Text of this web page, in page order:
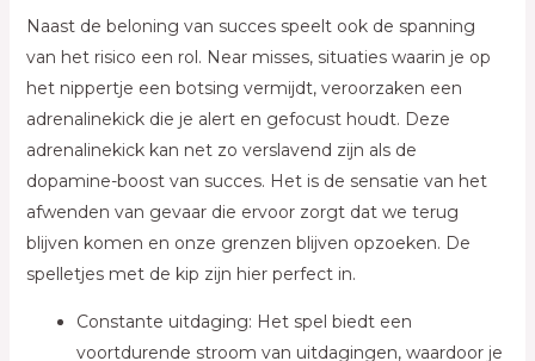
Naast de beloning van succes speelt ook de spanning
van het risico een rol. Near misses, situaties waarin je op
het nippertje een botsing vermijdt, veroorzaken een
adrenalinekick die je alert en gefocust houdt. Deze
adrenalinekick kan net zo verslavend zijn als de
dopamine-boost van succes. Het is de sensatie van het
afwenden van gevaar die ervoor zorgt dat we terug
blijven komen en onze grenzen blijven opzoeken. De
spelletjes met de kip zijn hier perfect in.
Constante uitdaging: Het spel biedt een
voortdurende stroom van uitdagingen, waardoor je